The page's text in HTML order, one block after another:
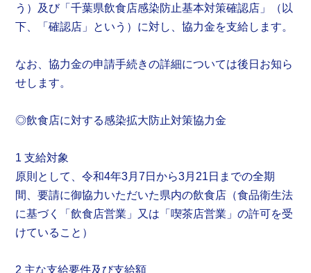
う）及び「千葉県飲食店感染防止基本対策確認店」（以
下、「確認店」という）に対し、協力金を支給します。
なお、協力金の申請手続きの詳細については後日お知ら
せします。
◎飲食店に対する感染拡大防止対策協力金
1 支給対象
原則として、令和4年3月7日から3月21日までの全期
間、要請に御協力いただいた県内の飲食店（食品衛生法
に基づく「飲食店営業」又は「喫茶店営業」の許可を受
けていること）
2 主な支給要件及び支給額